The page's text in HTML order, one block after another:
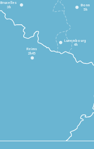
Reims
2h45
Bruxelles
3h Bonn
5h
Luxembourg
4h